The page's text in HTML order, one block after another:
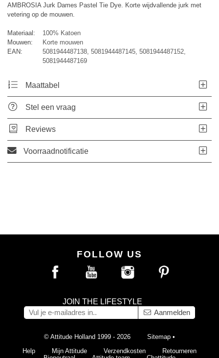
AMBROSIA Jurk Dames Pastel Tie Dye. Korte wijdvallende jurk met
vetering op de mouwen.
Materiaal:
100% Katoen
Mouwen:
Korte mouwen
EAN:
5081944487138, 5081944487145, 5081944487152,
5081944487169
Maattabel
Stel een vraag
Reviews
Voorraadnotificatie
FOLLOW US
JOIN THE LIFESTYLE
Aanmelden
© Attitude Holland 1999 - 2026 Sitemap •
Help
Mijn Attitude Verzendkosten
Retourneren